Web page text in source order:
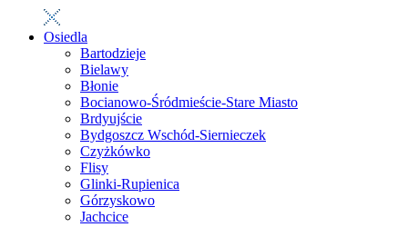
Osiedla
Bartodzieje
Bielawy
Błonie
Bocianowo-Śródmieście-Stare Miasto
Brdyujście
Bydgoszcz Wschód-Siernieczek
Czyżkówko
Flisy
Glinki-Rupienica
Górzyskowo
Jachcice